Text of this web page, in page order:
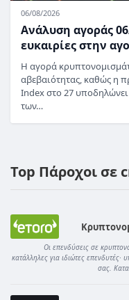
06/08/2026
Ανάλυση αγοράς
ευκαιρίες στην
Η αγορά
αβεβαιότητας, καθώς η
Index στο 27
των…
Top Πάροχοι σε
Οι επενδύσεις σε
κατάλληλες για ιδιώτες
σας.